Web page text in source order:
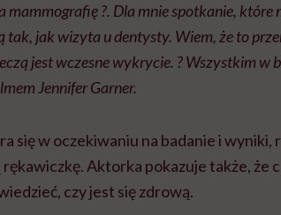
mammografię ?. Dla mnie spotkanie, które
tak, jak wizyta u dentysty. Wiem, że to
jest wczesne wykrycie. ? Wszystkim w
Jennifer Garner.
się w oczekiwaniu na badanie i wyniki,
Aktorka pokazuje także, że
czy jest się zdrową.